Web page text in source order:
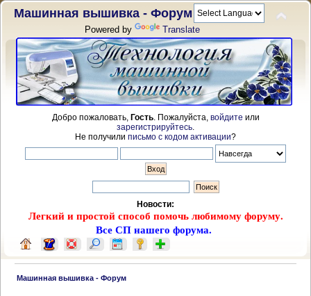
Машинная вышивка - Форум
Powered by Translate
Добро пожаловать, Гость. Пожалуйста, войдите или
зарегистрируйтесь
Не получили письмо с кодом активации?
Новости:
Легкий и простой способ помочь любимому форуму.
Все СП нашего форума.
Машинная вышивка - Форум